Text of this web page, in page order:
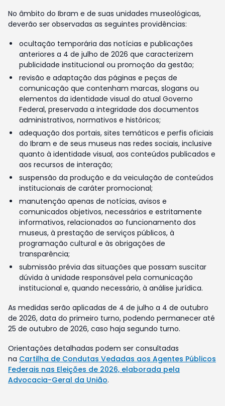
No âmbito do Ibram e de suas unidades museológicas,
deverão ser observadas as seguintes providências:
ocultação temporária das notícias e publicações
anteriores a 4 de julho de 2026 que caracterizem
publicidade institucional ou promoção da gestão;
revisão e adaptação das páginas e peças de
comunicação que contenham marcas, slogans ou
elementos da identidade visual do atual Governo
Federal, preservada a integridade dos documentos
administrativos, normativos e históricos;
adequação dos portais, sites temáticos e perfis oficiais
do Ibram e de seus museus nas redes sociais, inclusive
quanto à identidade visual, aos conteúdos publicados e
aos recursos de interação;
suspensão da produção e da veiculação de conteúdos
institucionais de caráter promocional;
manutenção apenas de notícias, avisos e
comunicados objetivos, necessários e estritamente
informativos, relacionados ao funcionamento dos
museus, à prestação de serviços públicos, à
programação cultural e às obrigações de
transparência;
submissão prévia das situações que possam suscitar
dúvida à unidade responsável pela comunicação
institucional e, quando necessário, à análise jurídica.
As medidas serão aplicadas de 4 de julho a 4 de outubro
de 2026, data do primeiro turno, podendo permanecer até
25 de outubro de 2026, caso haja segundo turno.
Orientações detalhadas podem ser consultadas
na Cartilha de Condutas Vedadas aos Agentes Públicos
Federais nas Eleições de 2026, elaborada pela
Advocacia-Geral da União.